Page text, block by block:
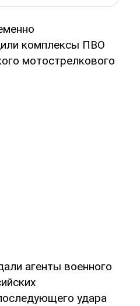
комплексы ПВО
мотострелкового
агенты военного
удара